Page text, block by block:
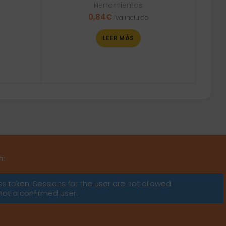
Herramientas
0,84€ Iva incluido
LEER MÁS
token: Sessions for the user are not allowed
a confirmed user.